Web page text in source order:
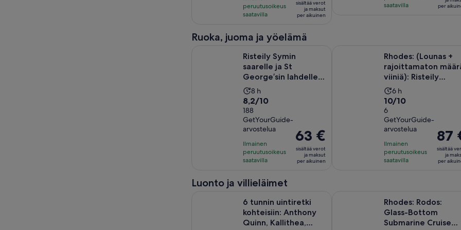
peruutusoikeus
saatavilla
63 €
per
sisältää verot
ja maksut
per aikuinen
saatavilla
per
per
Ruoka, juoma ja yöelämä
Risteily Symin
saarelle ja St
George’sin lahdelle,
jossa on 3 tuntia
vapaa-...
Aktiviteetin
kesto
on
8
tuntia
8 h
8.2
kautta
10,
188
arvostelua
8,2/10
188
GetYourGuide-
arvostelua
Ilmainen
peruutusoikeus
saatavilla
Hinta
on
63 €
per
63 €
sisältää verot
ja maksut
per aikuinen
Rhodes: (Lounas +
rajoittamaton
viiniä): Risteily
kuuluisille lahdill...
Aktiviteetin
kesto
6
tuntia
6 h
10.0
kautta
10,
6
arvostelua
10/10
6
GetYourGuide-
arvostelua
Ilmainen
peruutusoikeus
saatavilla
Hinta
on
87 €
per
87
sisältää
ja
per
Luonto ja villieläimet
6 tunnin uintiretki
kohteisiin: Anthony
Quinn, Kallithea,
Rhodes: Rodos:
Glass-Bottom
Submarine Cruise